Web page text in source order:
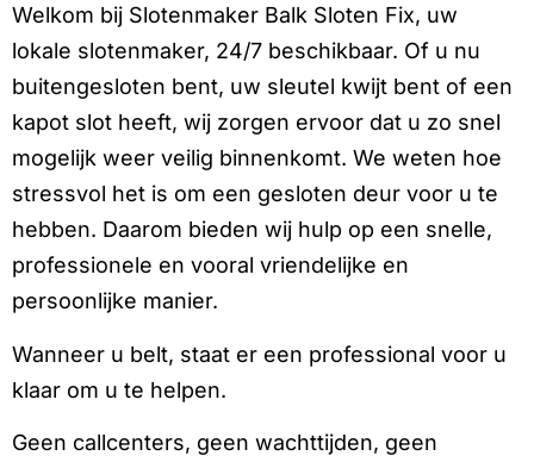
Welkom bij Slotenmaker Balk Sloten Fix, uw
lokale slotenmaker, 24/7 beschikbaar. Of u nu
buitengesloten bent, uw sleutel kwijt bent of een
kapot slot heeft, wij zorgen ervoor dat u zo snel
mogelijk weer veilig binnenkomt. We weten hoe
stressvol het is om een gesloten deur voor u te
hebben. Daarom bieden wij hulp op een snelle,
professionele en vooral vriendelijke en
persoonlijke manier.
Wanneer u belt, staat er een professional voor u
klaar om u te helpen.
Geen callcenters, geen wachttijden, geen